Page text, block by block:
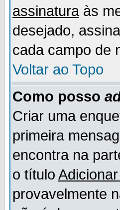
assinaturaàs
desejado,
cada campo de
Voltar ao Topo
Como posso
Criar uma
primeira
encontra na
o título
provavelmente